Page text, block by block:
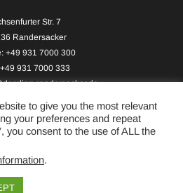
Str. 7
Randersacker
+49 931 7000 300
931 7000 333
randersacker.de
Demling - All Rights Reserved.
to give you the most relevant
your preferences and repeat
you consent to the use of ALL the
.